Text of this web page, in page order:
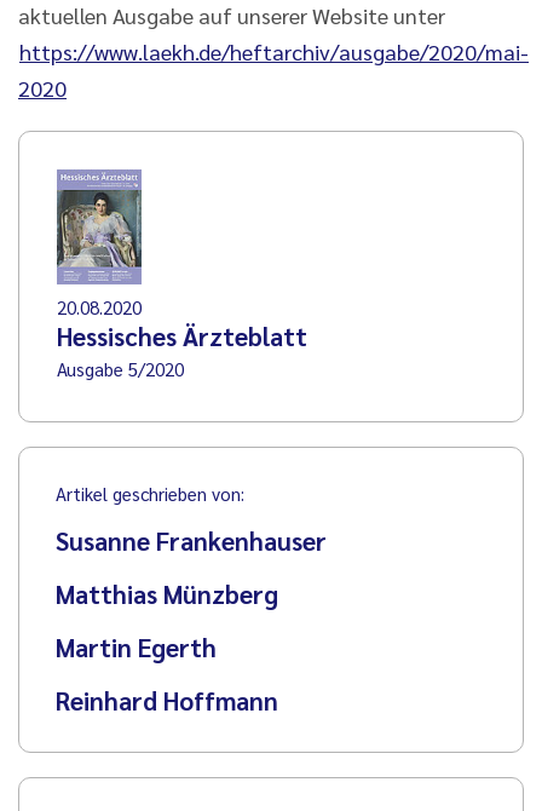
aktuellen Ausgabe auf unserer Website unter
https://www.laekh.de/heftarchiv/ausgabe/2020/mai-
2020
20.08.2020
Hessisches Ärzteblatt
Ausgabe 5/2020
Artikel geschrieben von:
Susanne Frankenhauser
Matthias Münzberg
Martin Egerth
Reinhard Hoffmann